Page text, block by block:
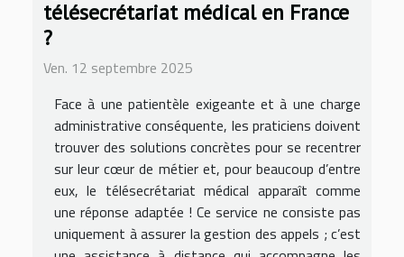
télésecrétariat médical en France
?
Ven. 12 septembre 2025
Face à une patientèle exigeante et à une charge
administrative conséquente, les praticiens doivent
trouver des solutions concrètes pour se recentrer
sur leur cœur de métier et, pour beaucoup d’entre
eux, le télésecrétariat médical apparaît comme
une réponse adaptée ! Ce service ne consiste pas
uniquement à assurer la gestion des appels ; c’est